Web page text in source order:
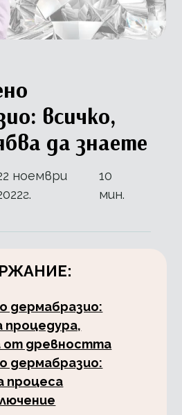
всичко,
да знаете
ноември
10
мин.
дермабразио:
процедура,
от древността
дермабразио:
процеса